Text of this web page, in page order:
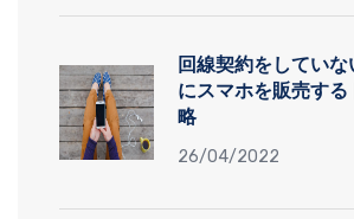
回線契約をしてい
にスマホを販売す
略
26/04/2022